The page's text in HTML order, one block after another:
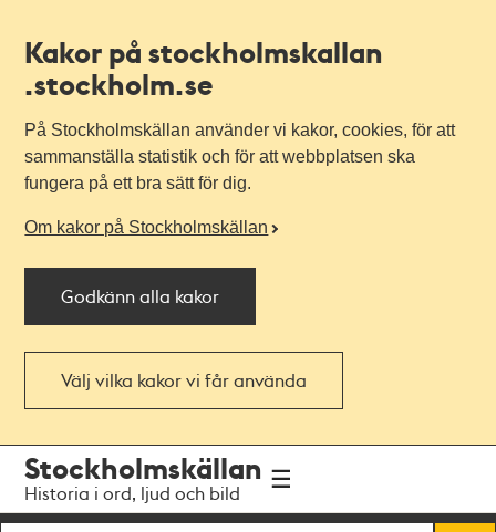
Kakor på stockholmskallan
.stockholm.se
På Stockholmskällan använder vi kakor, cookies, för att
sammanställa statistik och för att webbplatsen ska
fungera på ett bra sätt för dig.
Om kakor på Stockholmskällan
Godkänn alla kakor
Välj vilka kakor vi får använda
navigationen
huvudinnehållet
Stockholmskällan
Historia i ord, ljud och bild